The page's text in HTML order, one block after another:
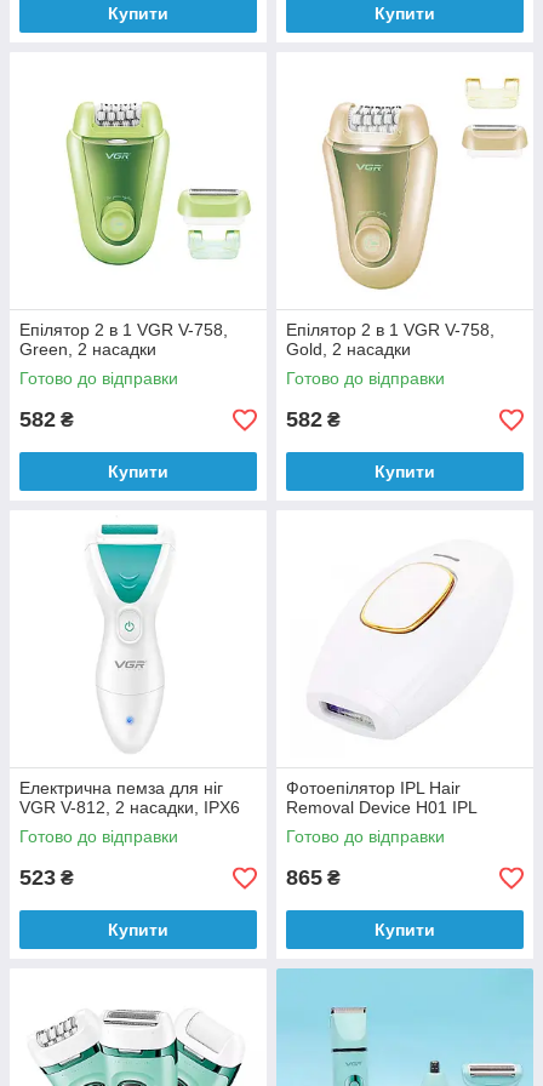
є однією з переваг поводження в компанію. Отримати
пристрій завдяки функції доставки можна через кілька днів
Купити Купити
Епілятор 2 в 1 VGR V-758,
Green, 2 насадки
Готово до відправки
582 ₴
Купити
Епілятор 2 в 1 VGR V-758,
Gold, 2 насадки
Готово до відправки
582 ₴
Купити
Електрична пемза для ніг
VGR V-812, 2 насадки, IPX6
Готово до відправки
523 ₴
Купити
Фотоепілятор IPL Hair
Removal Device H01 IPL
Готово до відправки
865 ₴
Купити